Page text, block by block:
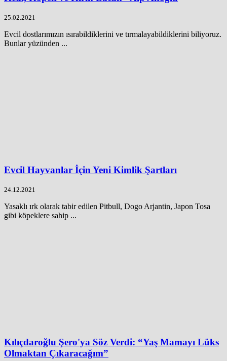
25.02.2021
Evcil dostlarımızın ısırabildiklerini ve tırmalayabildiklerini biliyoruz.
Bunlar yüzünden ...
Evcil Hayvanlar İçin Yeni Kimlik Şartları
24.12.2021
Yasaklı ırk olarak tabir edilen Pitbull, Dogo Arjantin, Japon Tosa
gibi köpeklere sahip ...
Kılıçdaroğlu Şero'ya Söz Verdi: “Yaş Mamayı Lüks
Olmaktan Çıkaracağım”